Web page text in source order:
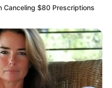
ΑΡΈΣΕΙ
ΕΓΓΡΑΦΕΊΤΕ
Canceling $80 Prescriptions